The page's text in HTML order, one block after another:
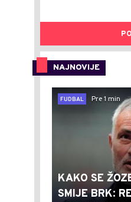
NAJNOVIJE
FUDBAL
Pre 1 min
KAKO SE
SMIJE BRK: